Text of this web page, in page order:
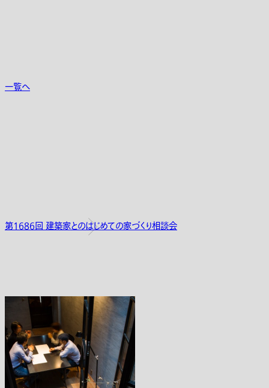
一覧へ
第1686回 建築家とのはじめての家づくり相談会